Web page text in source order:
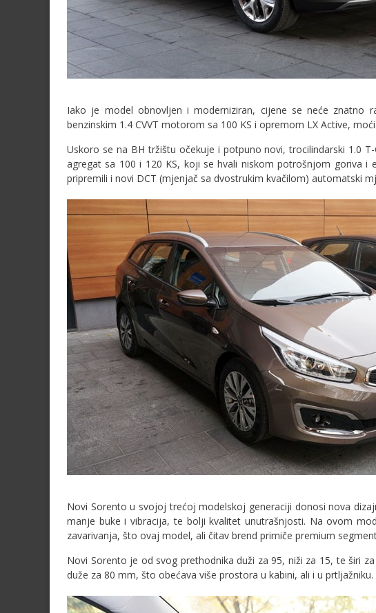
Iako je model obnovljen i moderniziran, cijene se neće znatno
benzinskim 1.4 CVVT motorom sa 100 KS i opremom LX Active,
Uskoro se na BH tržištu očekuje i potpuno novi, trocilindarski 1.0
agregat sa 100 i 120 KS, koji se hvali niskom potrošnjom goriva i
pripremili i novi DCT (mjenjač sa dvostrukim kvačilom) automatski
Novi Sorento u svojoj trećoj modelskoj generaciji donosi nova
manje buke i vibracija, te bolji kvalitet unutrašnjosti. Na ovom
zavarivanja, što ovaj model, ali čitav brend primiče premium
Novi Sorento je od svog prethodnika duži za 95, niži za 15, te širi
duže za 80 mm, što obećava više prostora u kabini, ali i u prtljažniku.